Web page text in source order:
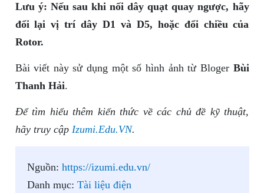
Lưu ý: Nếu sau khi nối dây quạt quay ngược, hãy
đổi lại vị trí dây D1 và D5, hoặc đổi chiều của
Rotor.
Bài viết này sử dụng một số hình ảnh từ Bloger Bùi
Thanh Hải.
Để tìm hiểu thêm kiến thức về các chủ đề kỹ thuật,
hãy truy cập Izumi.Edu.VN.
Nguồn: https://izumi.edu.vn/
Danh mục: Tài liệu điện